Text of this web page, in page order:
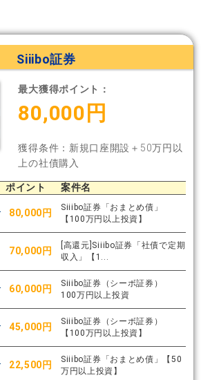
Siiibo証券
最大獲得ポイント：
80,000円
獲得条件：新規口座開設＋50万円以
上の社債購入
ポイント 案件名
80,000円
Siiibo証券「おまとめ債」
【100万円以上投資】
70,000円
[高還元]Siiibo証券「社債で定期
収入」【1...
60,000円
Siiibo証券（シーボ証券）
100万円以上投資
45,000円
Siiibo証券（シーボ証券）
【100万円以上投資】
22,500円
Siiibo証券「おまとめ債」【50
万円以上投資】